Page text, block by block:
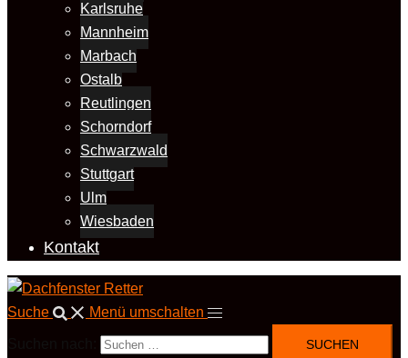
Karlsruhe
Mannheim
Marbach
Ostalb
Reutlingen
Schorndorf
Schwarzwald
Stuttgart
Ulm
Wiesbaden
Kontakt
Suche Menü umschalten